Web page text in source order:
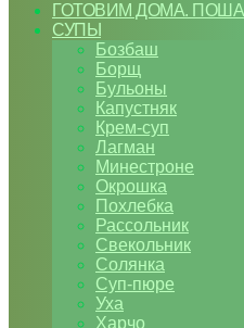
ГОТОВИМ ДОМА.
СУПЫ
Бозбаш
Борщ
Бульоны
Капустняк
Крем-суп
Лагман
Минестроне
Окрошка
Похлебка
Рассольник
Свекольник
Солянка
Суп-пюре
Уха
Харчо